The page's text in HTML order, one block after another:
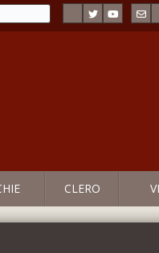
CLERO